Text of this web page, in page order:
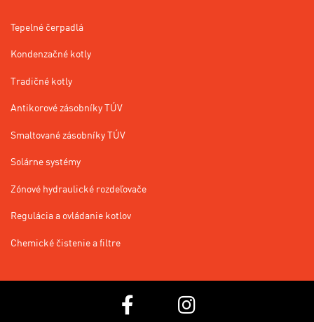
Tepelné čerpadlá
Kondenzačné kotly
Tradičné kotly
Antikorové zásobníky TÚV
Smaltované zásobníky TÚV
Solárne systémy
Zónové hydraulické rozdeľovače
Regulácia a ovládanie kotlov
Chemické čistenie a filtre